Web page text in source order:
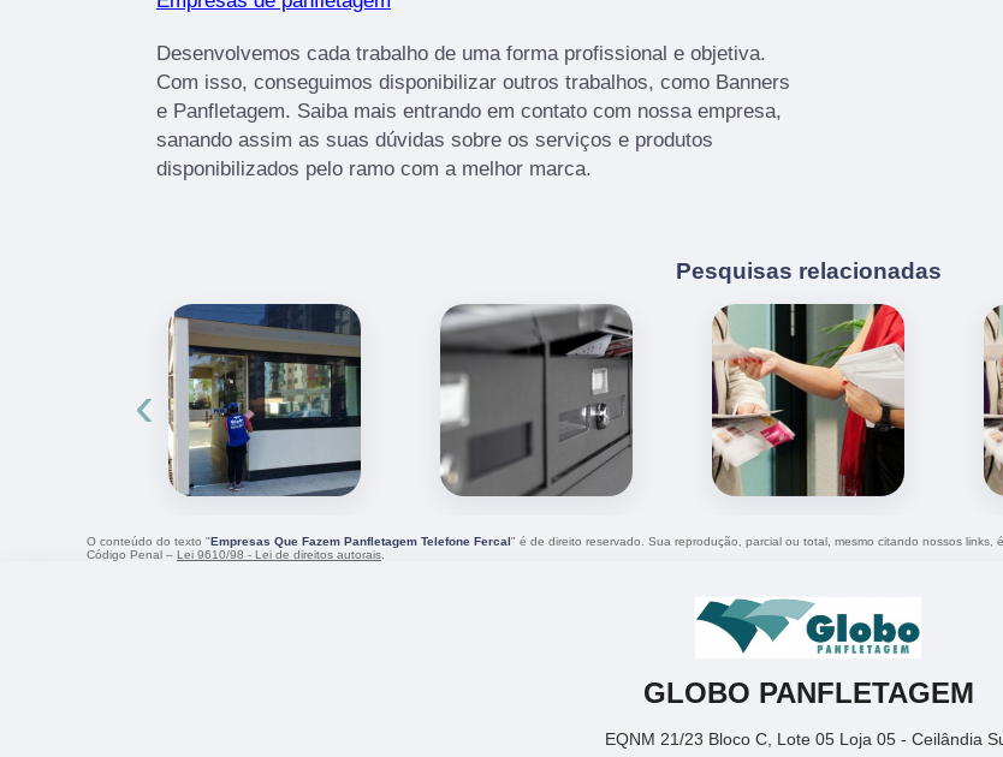
Desenvolvemos cada trabalho de uma forma profissional e objetiva.
Com isso, conseguimos disponibilizar outros trabalhos, como Banners
e Panfletagem. Saiba mais entrando em contato com nossa empresa,
sanando assim as suas dúvidas sobre os serviços e produtos
disponibilizados pelo ramo com a melhor marca.
Pesquisas relacionadas
‹
O conteúdo do texto "Empresas Que Fazem Panfletagem Telefone Fercal" é de direito reservado. Sua reprodução, parcial ou total, mesmo citando nossos
Código Penal – Lei 9610/98 - Lei de direitos autorais
GLOBO PANFLETAGEM
EQNM 21/23 Bloco C, Lote 05 Loja 05 - Ceilândia